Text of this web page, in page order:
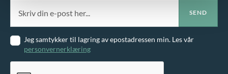
Jeg samtykker til lagring av epostadressen min. Les vår
personvernerklæring